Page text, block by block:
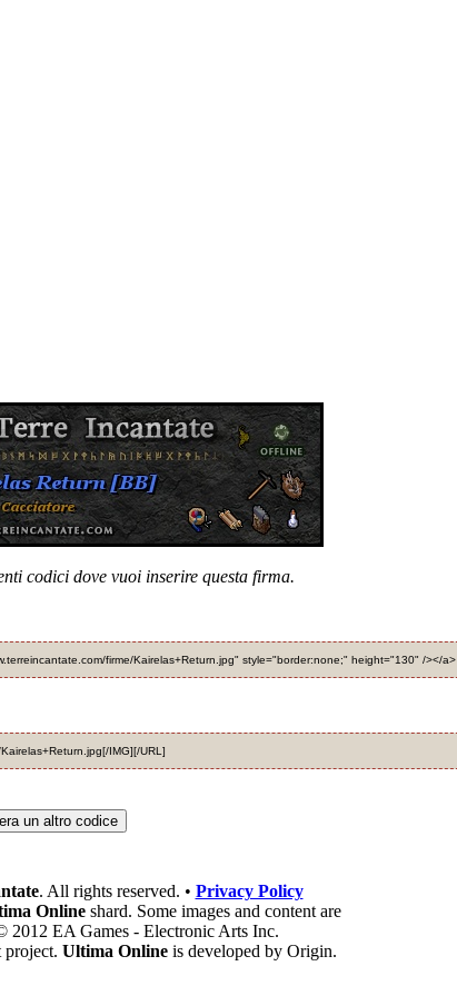
codici dove vuoi inserire questa firma.
firme/Kairelas+Return.jpg" style="border:none;" height="130" /></a>
IMG][/URL]
un altro codice
. All rights reserved. • Privacy Policy
Online shard. Some images and content are
2012 EA Games - Electronic Arts Inc.
Ultima Online is developed by Origin.